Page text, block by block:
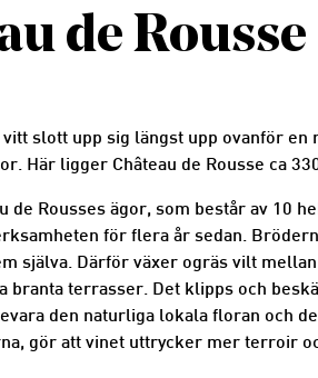
de Rousse
slott upp sig längst upp ovanför en
Här ligger Château de Rousse ca
de Rousses ägor, som består av 10
för flera år sedan.
själva. Därför växer ogräs vilt
branta terrasser. Det klipps och
den naturliga lokala floran och
gör att vinet uttrycker mer terroir